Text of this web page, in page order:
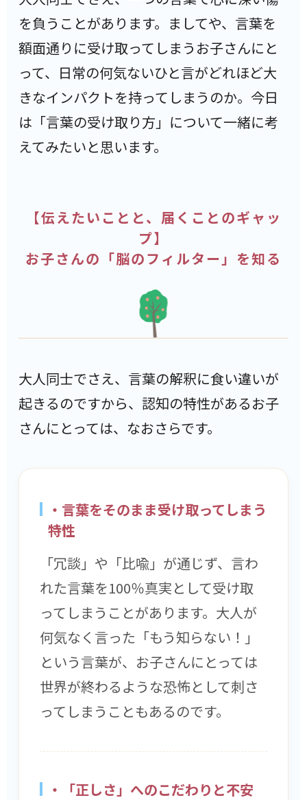
を負うことがあります。ましてや、言葉を
額面通りに受け取ってしまうお子さんにと
って、日常の何気ないひと言がどれほど大
きなインパクトを持ってしまうのか。今日
は「言葉の受け取り方」について一緒に考
えてみたいと思います。
【伝えたいことと、届くことのギャッ
プ】
お子さんの「脳のフィルター」を知る
大人同士でさえ、言葉の解釈に食い違いが
起きるのですから、認知の特性があるお子
さんにとっては、なおさらです。
・言葉をそのまま受け取ってしまう
特性
「冗談」や「比喩」が通じず、言わ
れた言葉を100％真実として受け取
ってしまうことがあります。大人が
何気なく言った「もう知らない！」
という言葉が、お子さんにとっては
世界が終わるような恐怖として刺さ
ってしまうこともあるのです。
・「正しさ」へのこだわりと不安